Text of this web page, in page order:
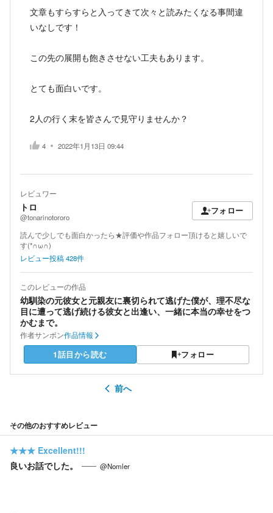
文章もすらすらと入ってきて次々と読みたくなる事間違
いなしです！
この先の展開も飽きさせない工夫もあります。
とても面白いです。
2人の行く末を皆さんで見守りませんか？
4 2022年1月13日 09:44
レビュワー
トロ
@tonarinotororo
フォロー
読んで少しでも面白かったら★評価や作品フォロー頂けると嬉しいで
す(*∩ω∩)
レビュー投稿428件
このレビューの作品
幼馴染の元彼女と元親友に裏切られて逃げた僕が、理不尽な
目に遭って逃げ続ける彼女と出逢い、一緒に本当の幸せをつ
かむまで。
作者サンボン作品情報
1話目から読む フォロー
前へ
その他のおすすめレビュー
★★★ Excellent!!!
良いお話でした。
@Nomler